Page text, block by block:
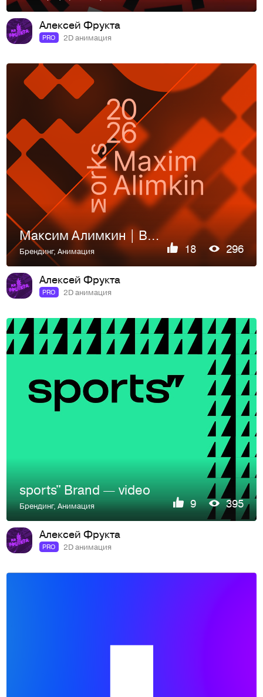
Алексей Фрукта
PRO 2D анимация
Максим Алимкин | BRND works 2026
Брендинг,Анимация 18 296
Алексей Фрукта
PRO 2D анимация
sports" Brand — video
Брендинг,Анимация 9 395
Алексей Фрукта
PRO 2D анимация